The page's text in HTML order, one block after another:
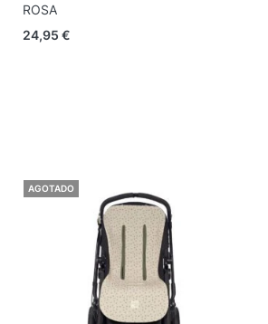
ROSA
24,95€
AGOTADO